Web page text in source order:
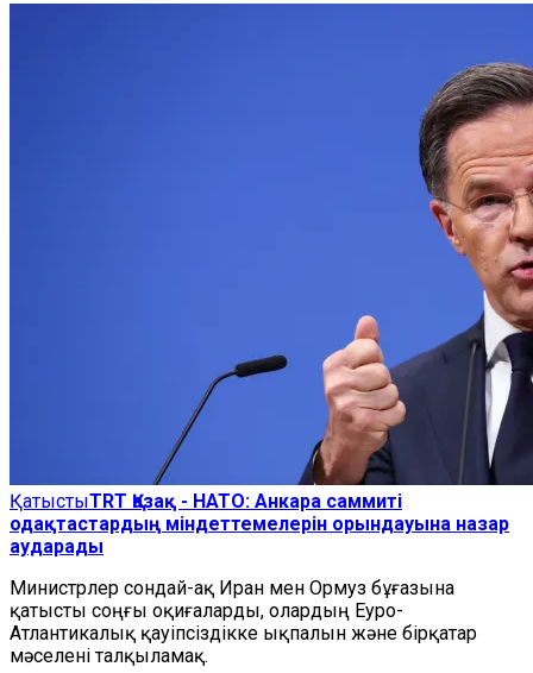
ҚатыстыTRT Қазақ - НАТО: Анкара саммиті
одақтастардың міндеттемелерін орындауына назар
аударады
Министрлер сондай-ақ Иран мен Ормуз бұғазына
қатысты соңғы оқиғаларды, олардың Еуро-
Атлантикалық қауіпсіздікке ықпалын және бірқатар
мәселені талқыламақ.